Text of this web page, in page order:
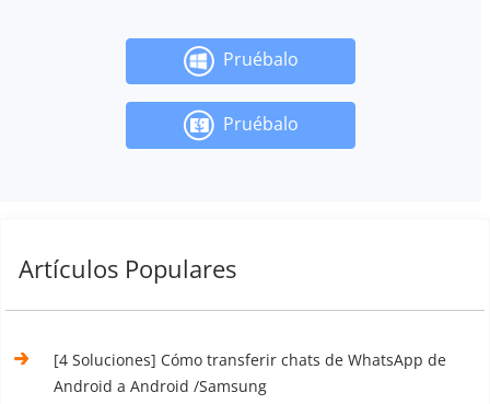
Pruébalo
Pruébalo
Artículos Populares
[4 Soluciones] Cómo transferir chats de WhatsApp de
Android a Android /Samsung